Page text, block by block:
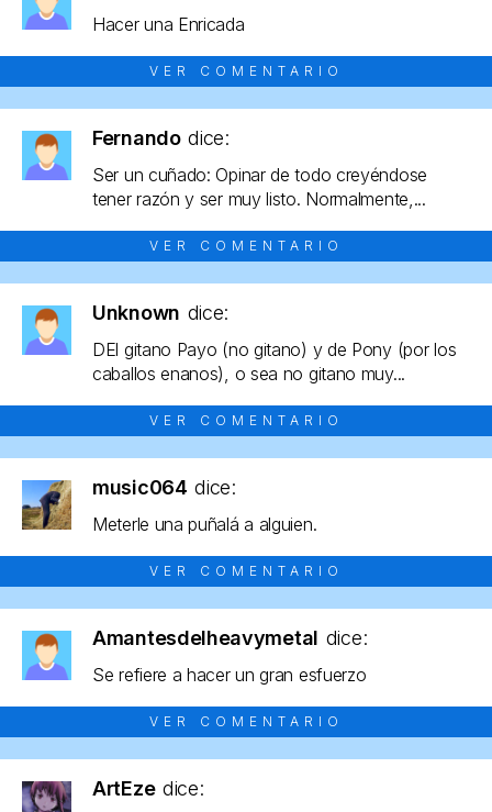
Hacer una Enricada
VER COMENTARIO
Fernando dice:
Ser un cuñado: Opinar de todo creyéndose
tener razón y ser muy listo. Normalmente,...
VER COMENTARIO
Unknown dice:
DEl gitano Payo (no gitano) y de Pony (por los
caballos enanos), o sea no gitano muy...
VER COMENTARIO
music064 dice:
Meterle una puñalá a alguien.
VER COMENTARIO
Amantesdelheavymetal dice:
Se refiere a hacer un gran esfuerzo
VER COMENTARIO
ArtEze dice: